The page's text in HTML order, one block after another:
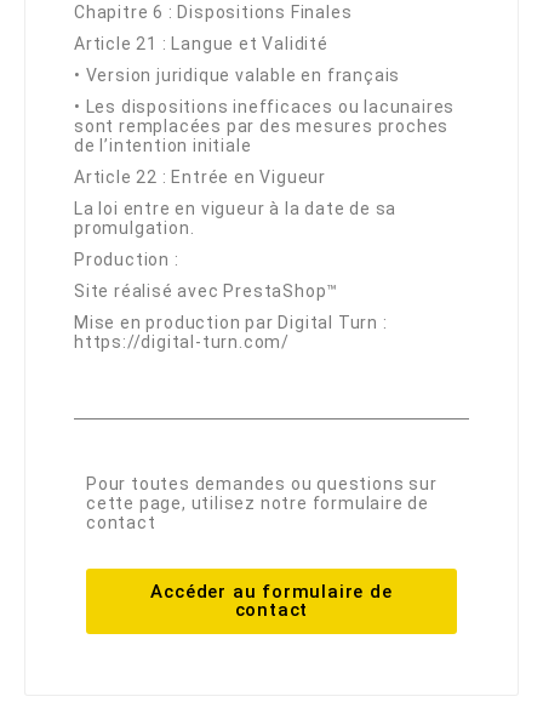
Chapitre 6 : Dispositions Finales
Article 21 : Langue et Validité
• Version juridique valable en français
•
Les dispositions inefficaces ou lacunaires
sont remplacées par des mesures proches
de l’intention initiale
Article 22 : Entrée en Vigueur
La loi entre en vigueur à la date de sa
promulgation.
Production :
Site réalisé avec PrestaShop™
Mise en production par Digital Turn :
https://digital-turn.com/
Pour toutes demandes ou questions sur
cette page, utilisez notre formulaire de
contact
Accéder au formulaire de
contact